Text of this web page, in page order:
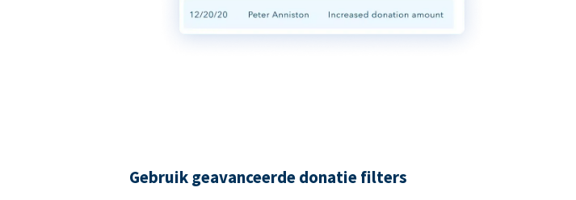
Gebruik geavanceerde donatie filters